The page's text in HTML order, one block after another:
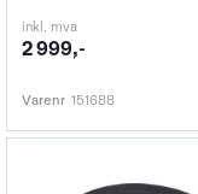
inkl. mva
2 999,-
Varenr 151688